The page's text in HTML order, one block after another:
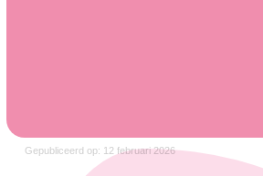
Gepubliceerd op: 12 februari 2026